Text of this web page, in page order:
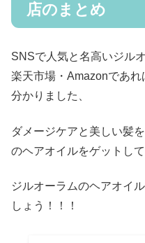
店のまとめ
SNSで人気と名高いジル
楽天市場・Amazonであ
分かりました、
ダメージケアと美しい髪
のヘアオイルをゲットし
ジルオーラムのヘアオイ
しょう！！！